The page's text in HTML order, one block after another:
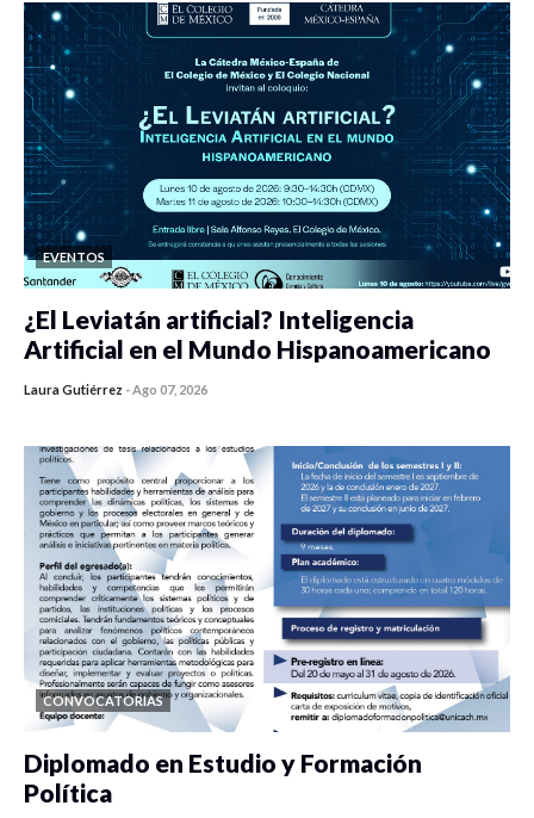
EVENTOS
¿El Leviatán artificial? Inteligencia
Artificial en el Mundo Hispanoamericano
Laura Gutiérrez -Ago 07, 2026
CONVOCATORIAS
Diplomado en Estudio y Formación
Política